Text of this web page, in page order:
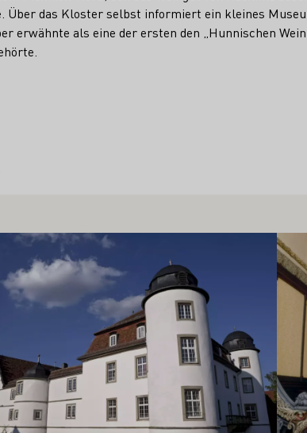
Über das Kloster selbst informiert ein kleines
erwähnte als eine der ersten den „Hunnischen